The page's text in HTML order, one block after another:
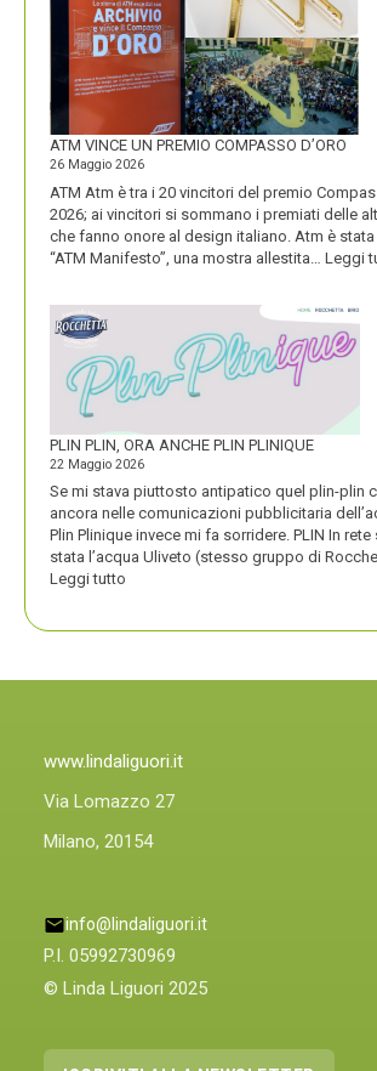
MOSTRA
LA
SUA
IDENTITÀ
FORTE
ATM VINCE UN PREMIO COMPASSO D’ORO
26 Maggio 2026
ATM Atm è tra i 20 vincitori del premio
2026; ai vincitori si sommano i premiati delle
che fanno onore al design italiano. Atm è
“ATM Manifesto”, una mostra allestita… Leggi
PLIN PLIN, ORA ANCHE PLIN PLINIQUE
22 Maggio 2026
Se mi stava piuttosto antipatico quel plin-plin
ancora nelle comunicazioni pubblicitaria
Plin Plinique invece mi fa sorridere. PLIN In
stata l’acqua Uliveto (stesso gruppo di
Leggi tutto
www.lindaliguori.it
Via Lomazzo 27
Milano, 20154
info@lindaliguori.it
P.I. 05992730969
© Linda Liguori 2025